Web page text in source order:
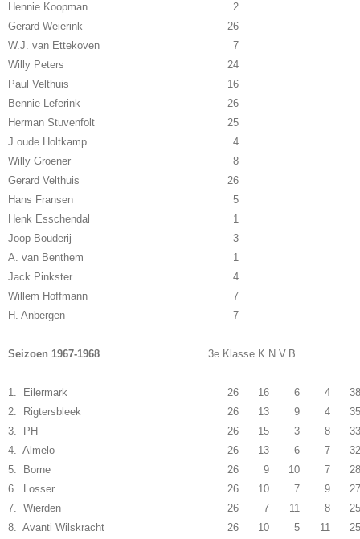
Hennie Koopman
2
Gerard Weierink
26
W.J. van Ettekoven
7
Willy Peters
24
Paul Velthuis
16
Bennie Leferink
26
Herman Stuvenfolt
25
J.oude Holtkamp
4
Willy Groener
8
Gerard Velthuis
26
Hans Fransen
5
Henk Esschendal
1
Joop Bouderij
3
A. van Benthem
1
Jack Pinkster
4
Willem Hoffmann
7
H. Anbergen
7
Seizoen 1967-1968 3e Klasse K.N.V.B.
1. Eilermark 26 16 6 4
38
2. Rigtersbleek
26 13 9 4
35
3. PH
26 15 3 8
33
4. Almelo
26 13 6 7
32
5. Borne
26 9 10 7
28
6. Losser
26 10 7 9
27
7. Wierden
26 7 11 8
25
8. Avanti Wilskracht
26 10 5 11
25